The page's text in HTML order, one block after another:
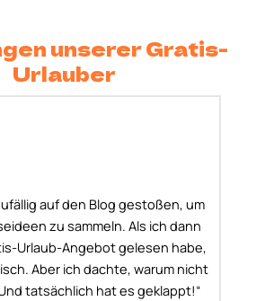
unserer Gratis-
Urlauber
auf den Blog gestoßen, um
zu sammeln. Als ich dann
Urlaub-Angebot gelesen habe,
Aber ich dachte, warum nicht
tatsächlich hat es geklappt!“